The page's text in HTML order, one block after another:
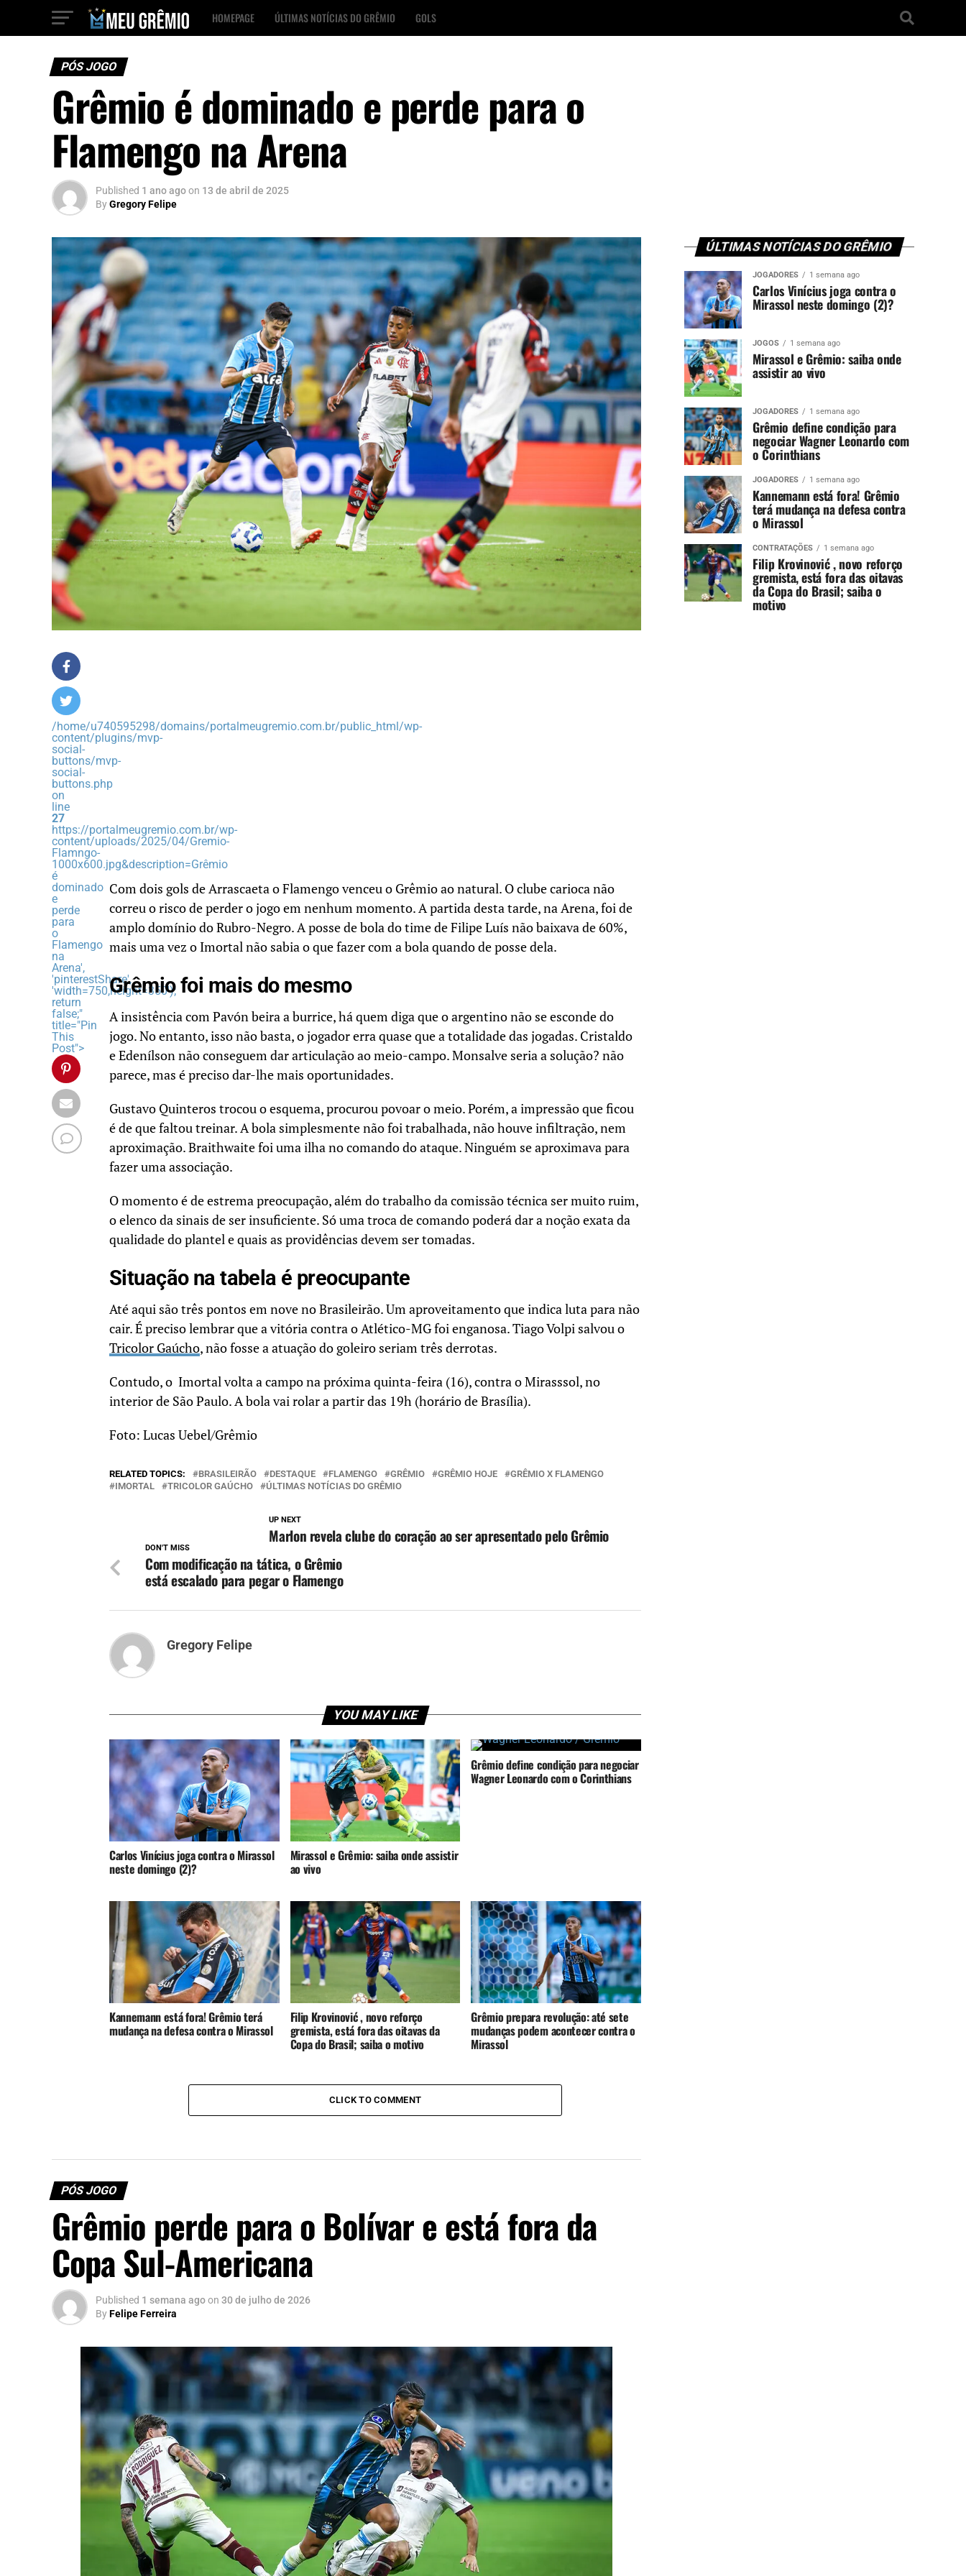
HOMEPAGE ÚLTIMAS NOTÍCIAS DO GRÊMIO GOLS
PÓS JOGO
Grêmio é dominado e perde para o
Flamengo na Arena
Published 1 ano agoon 13 de abril de 2025
ByGregory Felipe
/home/u740595298/domains/portalmeugremio.com.br/public_html/wp-
content/plugins/mvp-
social-
buttons/mvp-
social-
buttons.php
on
line
27
https://portalmeugremio.com.br/wp-
content/uploads/2025/04/Gremio-
Flamngo-
1000x600.jpg&description=Grêmio
é
dominado
e
perde
para
o
Flamengo
na
Arena',
'pinterestShare',
'width=750,height=350');
return
false;"
title="Pin
This
Post">
Com dois gols de Arrascaeta o Flamengo venceu o Grêmio ao natural. O clube carioca não
correu o risco de perder o jogo em nenhum momento. A partida desta tarde, na Arena, foi de
amplo domínio do Rubro-Negro. A posse de bola do time de Filipe Luís não baixava de 60%,
mais uma vez o Imortal não sabia o que fazer com a bola quando de posse dela.
Grêmio foi mais do mesmo
A insistência com Pavón beira a burrice, há quem diga que o argentino não se esconde do
jogo. No entanto, isso não basta, o jogador erra quase que a totalidade das jogadas. Cristaldo
e Edenílson não conseguem dar articulação ao meio-campo. Monsalve seria a solução? não
parece, mas é preciso dar-lhe mais oportunidades.
Gustavo Quinteros trocou o esquema, procurou povoar o meio. Porém, a impressão que ficou
é de que faltou treinar. A bola simplesmente não foi trabalhada, não houve infiltração, nem
aproximação. Braithwaite foi uma ilha no comando do ataque. Ninguém se aproximava para
fazer uma associação.
O momento é de estrema preocupação, além do trabalho da comissão técnica ser muito ruim,
o elenco da sinais de ser insuficiente. Só uma troca de comando poderá dar a noção exata da
qualidade do plantel e quais as providências devem ser tomadas.
Situação na tabela é preocupante
Até aqui são três pontos em nove no Brasileirão. Um aproveitamento que indica luta para não
cair. É preciso lembrar que a vitória contra o Atlético-MG foi enganosa. Tiago Volpi salvou o
Tricolor Gaúcho, não fosse a atuação do goleiro seriam três derrotas.
Contudo, o Imortal volta a campo na próxima quinta-feira (16), contra o Mirasssol, no
interior de São Paulo. A bola vai rolar a partir das 19h (horário de Brasília).
Foto: Lucas Uebel/Grêmio
RELATED TOPICS: BRASILEIRÃO DESTAQUE FLAMENGO GRÊMIO GRÊMIO HOJE
GRÊMIO X FLAMENGO
IMORTAL
TRICOLOR GAÚCHO ÚLTIMAS NOTÍCIAS DO GRÊMIO
UP NEXT
Marlon revela clube do coração ao ser apresentado pelo Grêmio
DON'T MISS
Com modificação na tática, o Grêmio
está escalado para pegar o Flamengo
Gregory Felipe
YOU MAY LIKE
Carlos Vinícius joga contra o Mirassol
neste domingo (2)?
Mirassol e Grêmio: saiba onde assistir
ao vivo
Grêmio define condição para negociar
Wagner Leonardo com o Corinthians
Kannemann está fora! Grêmio terá
mudança na defesa contra o Mirassol
Filip Krovinović , novo reforço
gremista, está fora das oitavas da
Copa do Brasil; saiba o motivo
Grêmio prepara revolução: até sete
mudanças podem acontecer contra o
Mirassol
CLICK TO COMMENT
PÓS JOGO
Grêmio perde para o Bolívar e está fora da
Copa Sul-Americana
Published 1 semana agoon 30 de julho de 2026
ByFelipe Ferreira
ÚLTIMAS NOTÍCIAS DO GRÊMIO
JOGADORES 1 semana ago
Carlos Vinícius joga contra o
Mirassol neste domingo (2)?
JOGOS 1 semana ago
Mirassol e Grêmio: saiba onde
assistir ao vivo
JOGADORES 1 semana ago
Grêmio define condição para
negociar Wagner Leonardo com
o Corinthians
JOGADORES 1 semana ago
Kannemann está fora! Grêmio
terá mudança na defesa contra
o Mirassol
CONTRATAÇÕES 1 semana ago
Filip Krovinović , novo reforço
gremista, está fora das oitavas
da Copa do Brasil; saiba o
motivo